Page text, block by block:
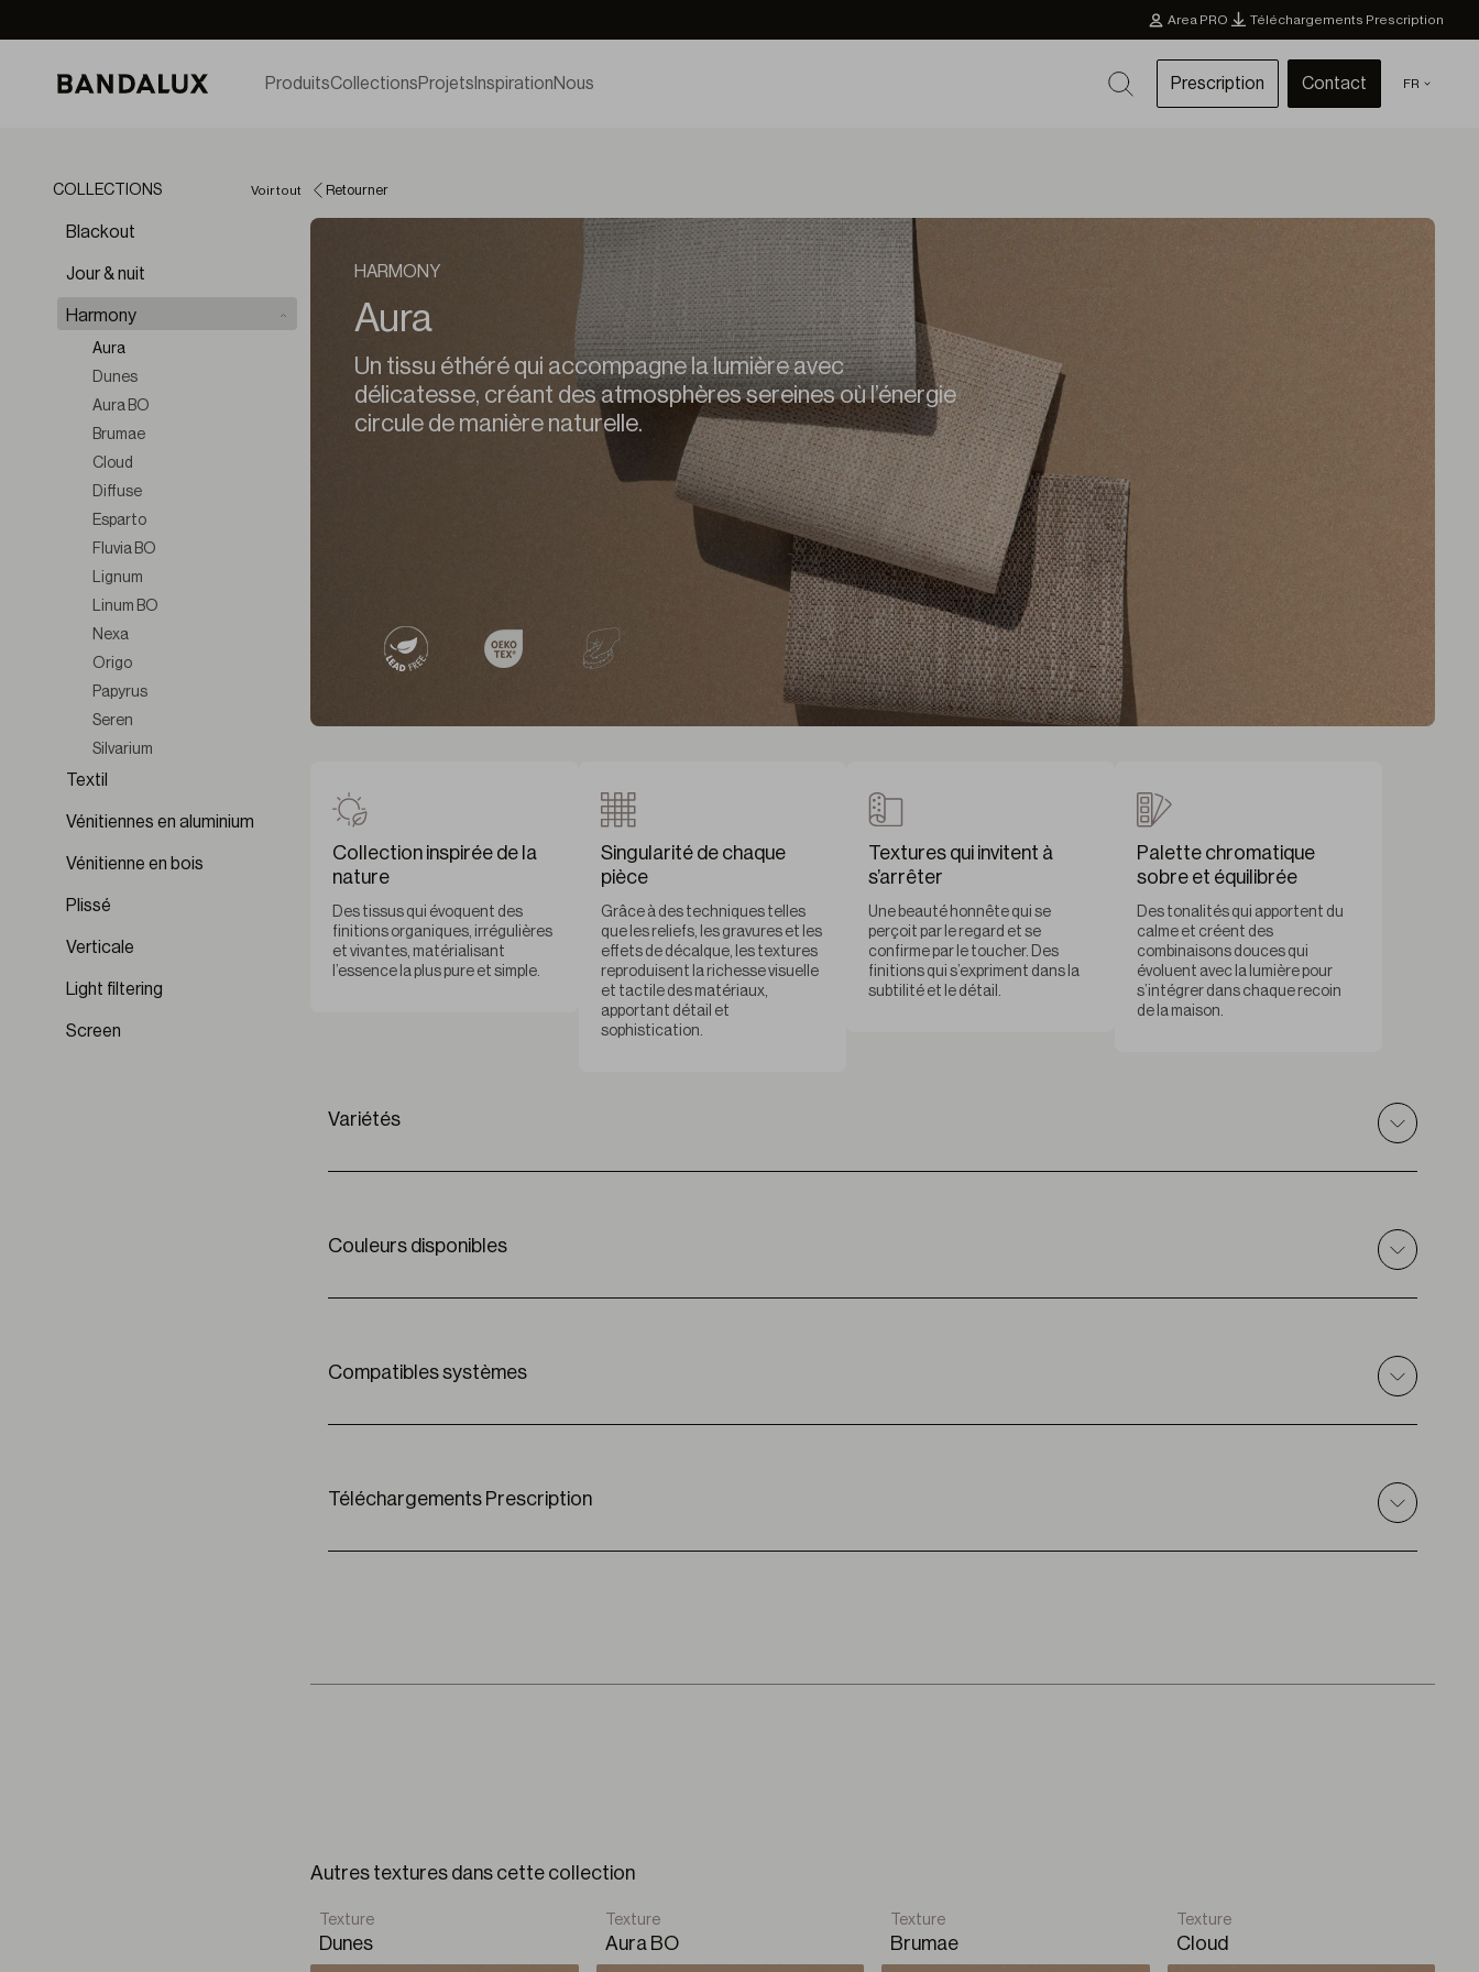
Area PRO Téléchargements Prescription
ProduitsCollectionsProjets InspirationNous Prescription Contact FR
COLLECTIONS Voir tout
Blackout
Jour & nuit
Harmony
Aura
Dunes
Aura BO
Brumae
Cloud
Diffuse
Esparto
Fluvia BO
Lignum
Linum BO
Nexa
Origo
Papyrus
Seren
Silvarium
Sylvara
Velterra
Vestigium BO
Textil
Vénitiennes en aluminium
Vénitienne en bois
Plissé
Verticale
Light filtering
Screen
Retourner
HARMONY
Aura
Un tissu éthéré qui accompagne la lumière avec
délicatesse, créant des atmosphères sereines où l’énergie
circule de manière naturelle.
Collection inspirée de la
nature
Des tissus qui évoquent des
finitions organiques, irrégulières
et vivantes, matérialisant
l’essence la plus pure et simple.
Singularité de chaque
pièce
Grâce à des techniques telles
que les reliefs, les gravures et les
effets de décalque, les textures
reproduisent la richesse visuelle
et tactile des matériaux,
apportant détail et
sophistication.
Textures qui invitent à
s’arrêter
Une beauté honnête qui se
perçoit par le regard et se
confirme par le toucher. Des
finitions qui s’expriment dans la
subtilité et le détail.
Palette chromatique
sobre et équilibrée
Des tonalités qui apportent du
calme et créent des
combinaisons douces qui
évoluent avec la lumière pour
s’intégrer dans chaque recoin
de la maison.
Variétés
nt / ext
Poids
Couleurs disponibles
Compatibles systèmes
El sistema con estilo minimalista y fácil de
Téléchargements Prescription
Autres textures dans cette collection
Texture
Dunes
Texture
Aura BO
Texture
Brumae
Texture
Cloud